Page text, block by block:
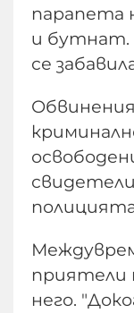
парапета
и бутнат.
се
приятели
него.